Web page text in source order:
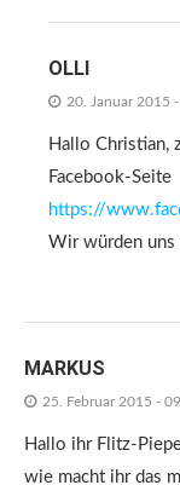
OLLI
20. Januar 2015
Hallo Christian,
Facebook-Seite
https://
Wir würden
MARKUS
25. Februar 2015 -
Hallo ihr Flitz-
wie macht ihr das